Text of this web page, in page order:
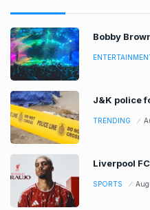
Bobby
J&K police
TRENDING
Liverpool
SPORTS